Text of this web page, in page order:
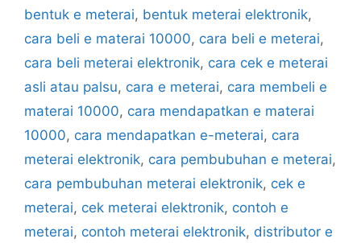
bentuk e meterai, bentuk meterai elektronik,
cara beli e materai 10000, cara beli e meterai,
cara beli meterai elektronik, cara cek e meterai
asli atau palsu, cara e meterai, cara membeli e
materai 10000, cara mendapatkan e materai
10000, cara mendapatkan e-meterai, cara
meterai elektronik, cara pembubuhan e meterai,
cara pembubuhan meterai elektronik, cek e
meterai, cek meterai elektronik, contoh e
meterai, contoh meterai elektronik, distributor e